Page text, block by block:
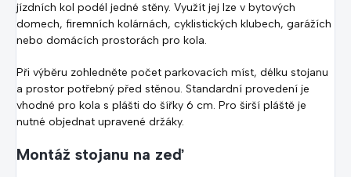
jízdních kol podél jedné stěny. Využít jej lze v bytových
domech, firemních kolárnách, cyklistických klubech, garážích
nebo domácích prostorách pro kola.
Při výběru zohledněte počet parkovacích míst, délku stojanu
a prostor potřebný před stěnou. Standardní provedení je
vhodné pro kola s plášti do šířky 6 cm. Pro širší pláště je
nutné objednat upravené držáky.
Montáž stojanu na zeď